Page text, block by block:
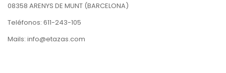
08358 ARENYS DE MUNT (BARCELONA)
Teléfonos: 611-243-105
Mails: info@etazas.com